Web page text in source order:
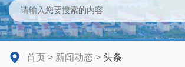
首页 > 新闻动态 > 头条